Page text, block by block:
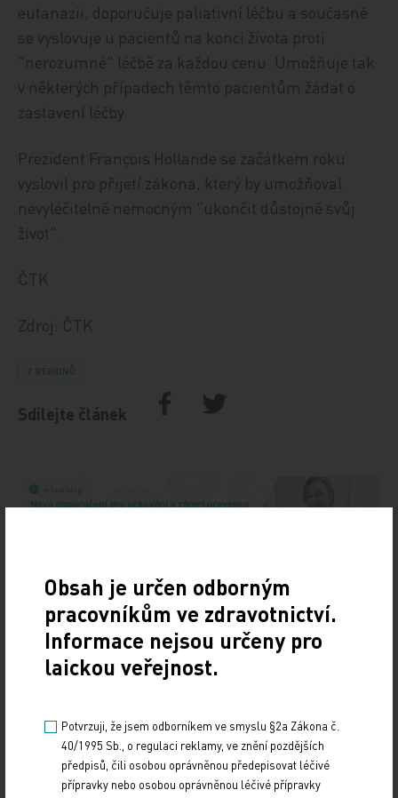
eutanazii, doporučuje paliativní léčbu a současně
se vyslovuje u pacientů na konci života proti
"nerozumné" léčbě za každou cenu. Umožňuje tak
v některých případech těmto pacientům žádat o
zastavení léčby.
Prezident François Hollande se začátkem roku
vyslovil pro přijetí zákona, který by umožňoval
nevyléčitelně nemocným "ukončit důstojně svůj
život".
ČTK
Zdroj: ČTK
Z REGIONŮ
Sdílejte článek
Doporučené
19. světový kongres Controversies in Neurology
10. 3. 2025
19. světový kongres Controversies in Neurology (CONy)
se bude konat v termínu 20.–22. března 2025 v Praze.
Obsah je určen odborným
pracovníkům ve zdravotnictví.
Informace nejsou určeny pro
laickou veřejnost.
Potvrzuji, že jsem odborníkem ve smyslu §2a Zákona č.
40/1995 Sb., o regulaci reklamy, ve znění pozdějších
předpisů, čili osobou oprávněnou předepisovat léčivé
přípravky nebo osobou oprávněnou léčivé přípravky